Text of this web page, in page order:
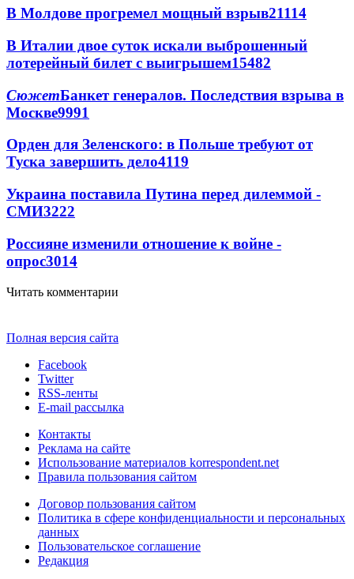
В Молдове прогремел мощный взрыв21114
В Италии двое суток искали выброшенный
лотерейный билет с выигрышем15482
СюжетБанкет генералов. Последствия взрыва в
Москве9991
Орден для Зеленского: в Польше требуют от
Туска завершить дело4119
Украина поставила Путина перед дилеммой -
СМИ3222
Россияне изменили отношение к войне -
опрос3014
Читать комментарии
Полная версия сайта
Facebook
Twitter
RSS-ленты
E-mail рассылка
Контакты
Реклама на сайте
Использование материалов korrespondent.net
Правила пользования сайтом
Договор пользования сайтом
Политика в сфере конфиденциальности и персональных
данных
Пользовательское соглашение
Редакция